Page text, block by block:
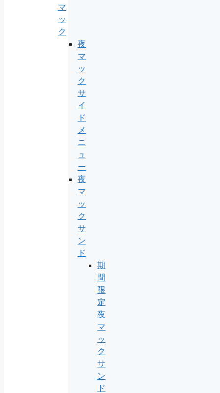
マ
ッ
ク
夜
マ
ッ
ク
サ
イ
ド
メ
ニ
ュ
ー
夜
マ
ッ
ク
サ
ン
ド
期
間
限
定
夜
マ
ッ
ク
サ
ン
ド